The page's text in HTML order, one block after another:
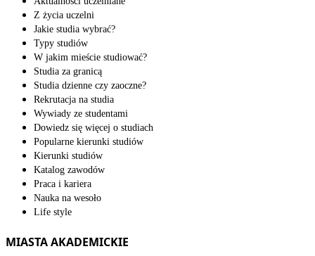
Z życia uczelni
Jakie studia wybrać?
Typy studiów
W jakim mieście studiować?
Studia za granicą
Studia dzienne czy zaoczne?
Rekrutacja na studia
Wywiady ze studentami
Dowiedz się więcej o studiach
Popularne kierunki studiów
Kierunki studiów
Katalog zawodów
Praca i kariera
Nauka na wesoło
Life style
MIASTA AKADEMICKIE